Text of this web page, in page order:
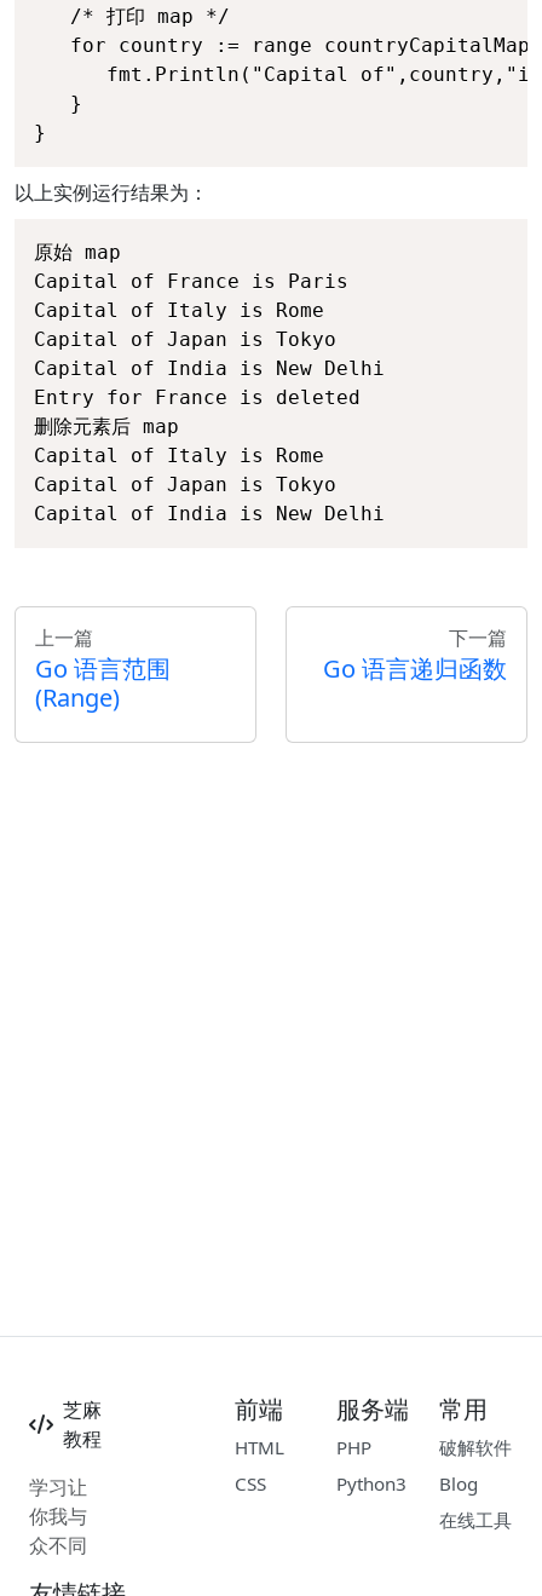
   /* 打印 map */
for country := range countryCapitalMap
fmt.Println("Capital
   }
}
以上实例运行结果为：
原始 map
Capital of France is Paris
Capital of Italy is Rome
Capital of Japan is Tokyo
Capital of India is New Delhi
Entry for France is deleted
删除元素后 map
Capital of Italy is Rome
Capital of Japan is Tokyo
Capital of India is New Delhi
上一篇
Go 语言范围
(Range)
下一篇
Go 语言递归函数
芝麻
教程
学习让
你我与
众不同
前端
HTML
CSS
服务端
PHP
Python3
常用
破解软件
Blog
在线工具